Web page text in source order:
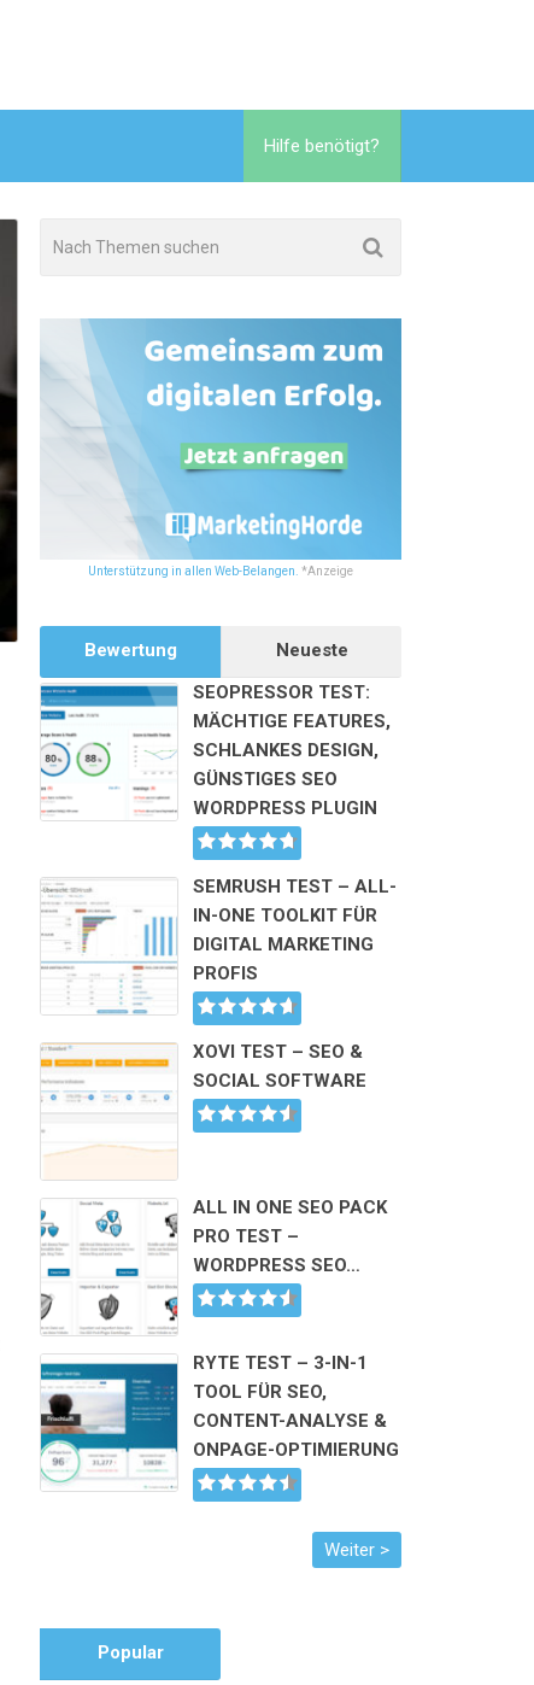
Hilfe benötigt?
4. Dezember 2024
NÜTZLICHE TOOLS IM ONLINE-MARKETING 2025
Unterstützung in allen Web-Belangen. *Anzeige
Bewertung
Neueste
SEOPRESSOR TEST:
MÄCHTIGE FEATURES,
SCHLANKES DESIGN,
GÜNSTIGES SEO
WORDPRESS PLUGIN
SEMRUSH TEST – ALL-
IN-ONE TOOLKIT FÜR
DIGITAL MARKETING
PROFIS
XOVI TEST – SEO &
SOCIAL SOFTWARE
ALL IN ONE SEO PACK
PRO TEST –
WORDPRESS SEO…
RYTE TEST – 3-IN-1
TOOL FÜR SEO,
CONTENT-ANALYSE &
ONPAGE-OPTIMIERUNG
Popular